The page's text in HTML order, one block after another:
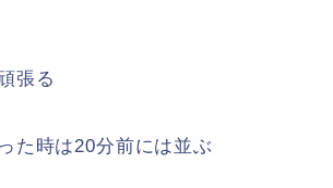
張る
た時は20分前には並ぶ